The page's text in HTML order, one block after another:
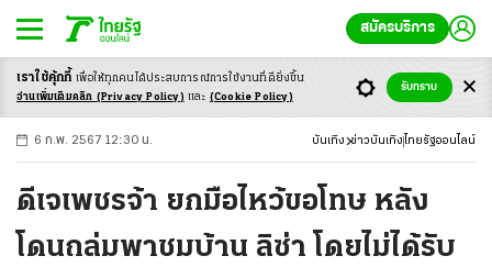
สมัครบริการ
-ก ก ก+
6 ก.พ. 2567 12:30 น. บันเทิง ข่าวบันเทิง ไทยรัฐออนไลน์
ดีเจเพชรจ้า ยกมือไหว้ขอโทษ หลัง
โดนถล่มพาชมบ้าน ลิซ่า โดยไม่ได้รับ
เราใช้คุ้กกี้ เพื่อให้ทุกคนได้ประสบการณ์การใช้งานที่ดียิ่งขึ้น
อ่านเพิ่มเติมคลิก (Privacy Policy) และ (Cookie Policy)
รับทราบ